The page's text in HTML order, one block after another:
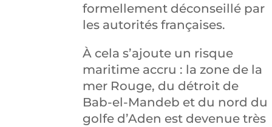
formellement déconseillé par
les autorités françaises.
À cela s’ajoute un risque
maritime accru : la zone de la
mer Rouge, du détroit de
Bab-el-Mandeb et du nord du
golfe d’Aden est devenue très